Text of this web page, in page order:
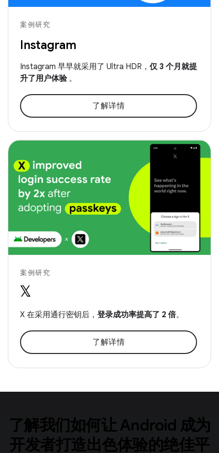
案例研究
Instagram
Instagram 早早就采用了 Ultra HDR， 仅 3 个月就提
升了用户体验 。
了解详情
案例研究
X 在采用通行密钥后， 登录成功率提高了 2 倍。
了解详情
了解我们如何让 Android 成为
开发者打造出色体验的绝佳平